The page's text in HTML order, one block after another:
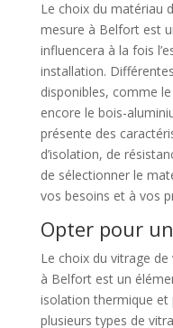
Le choix du matériau
mesure à Belfort est
influencera à la fois
installation.
disponibles, comme le
encore le bois-
présente des
d’isolation, de
de sélectionner le
vos besoins et à vos
Opter pour
Le choix du vitrage
à Belfort est un
isolation thermique et
plusieurs types de